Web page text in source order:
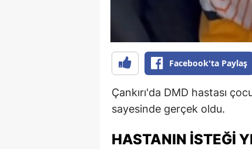
Facebook'ta Paylaş
Çankırı'da DMD hastası
sayesinde gerçek oldu.
HASTANIN İSTEĞI